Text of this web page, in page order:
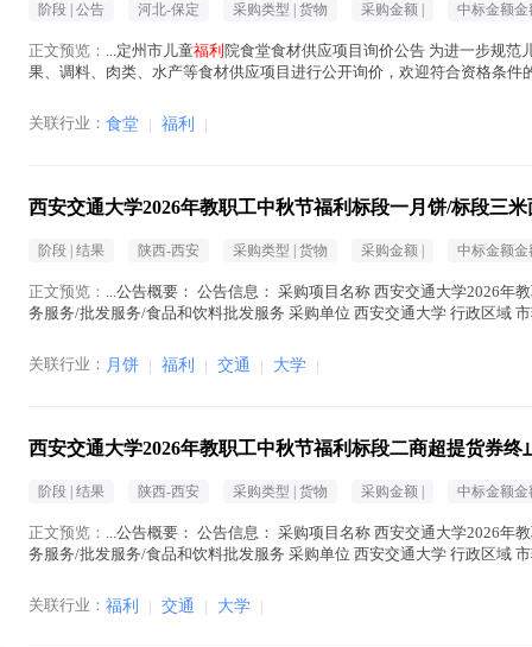
阶段 | 公告 河北-保定 采购类型 | 货物 采购金额 | 中标金额金
正文预览： ...定州市儿童福利 院食堂食材供应项目询价公告 为进一步规范
果、调料、肉类、水产等食材供应项目进行公开询价，欢迎符合资格条
关联行业： 食堂 | 福利 |
西安交通大学2026年教职工中秋节福利标段一月饼/标段三
阶段 | 结果 陕西-西安 采购类型 | 货物 采购金额 | 中标金额
正文预览： ...公告概要： 公告信息： 采购项目名称 西安交通大学2026年
务服务/批发服务/食品和饮料批发服务 采购单位 西安交通大学 行政区域
关联行业： 月饼 | 福利 | 交通 | 大学 |
西安交通大学2026年教职工中秋节福利标段二商超提货券终
阶段 | 结果 陕西-西安 采购类型 | 货物 采购金额 | 中标金额金
正文预览： ...公告概要： 公告信息： 采购项目名称 西安交通大学2026年
务服务/批发服务/食品和饮料批发服务 采购单位 西安交通大学 行政区域
关联行业： 福利 | 交通 | 大学 |